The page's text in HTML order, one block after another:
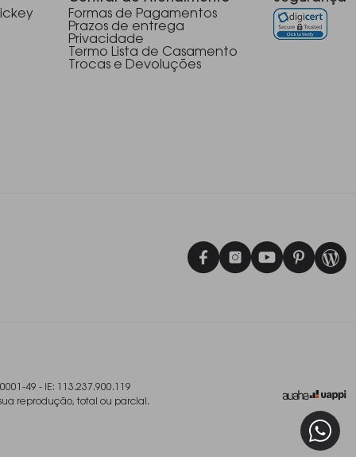
Formas de Pagamentos
Prazos de entrega
Privacidade
Termo Lista de Casamento
Trocas e Devoluções
49 - IE: 113.237.900.119
reprodução, total ou parcial.